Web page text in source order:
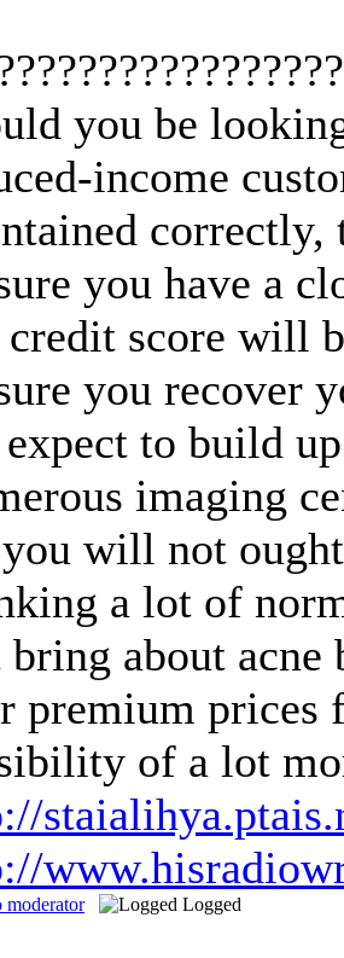
you be
income
correctly,
you have a
credit score will
you recover
expect to build
imaging
will not
a lot of
bring about
premium prices
of a lot
moderator Logged